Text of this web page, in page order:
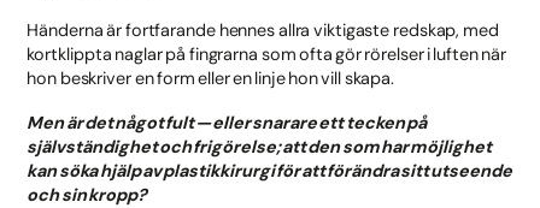
Händerna är fortfarande hennes allra viktigaste redskap, med
kortklippta naglar på fingrarna som ofta gör rörelser i luften när
hon beskriver en form eller en linje hon vill skapa.
Men är det något fult — eller snarare ett tecken på
självständighet och frigörelse; att den som har möjlighet
kan söka hjälp av plastikkirurgi för att förändra sitt utseende
och sin kropp?